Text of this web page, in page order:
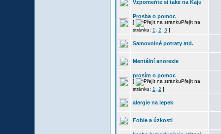
Vzpomeňte si také na Káju
Prosba o pomoc
[
Přejít na
stránku: 1 2 3 ]
Samovolné potraty atd.
Mentální anorexie
prosím o pomoc
[
Přejít na
stránku: 1 2 ]
alergie na lepek
Fobie a úzkosti